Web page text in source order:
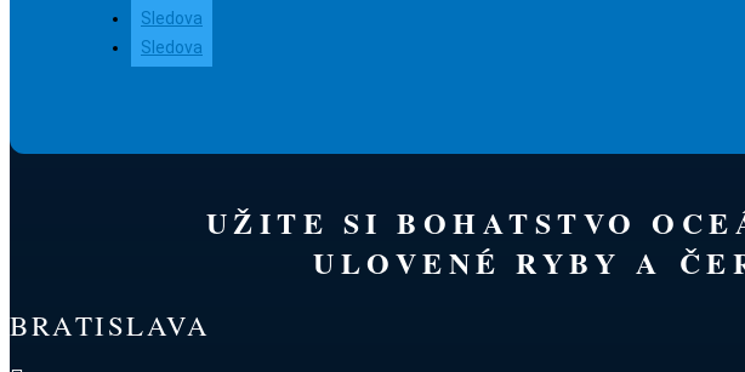
Sledova
Sledova
UŽITE SI BOHATSTVO
ULOVENÉ RYBY A
BRATISLAVA